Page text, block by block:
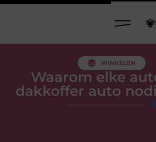
WINKELEN
Waarom elke
dakkoffer auto